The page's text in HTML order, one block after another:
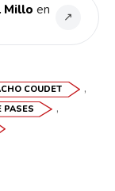
Millo en
↗
COUDET ,
PASES ,